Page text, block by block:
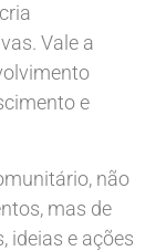
Vale a
e
não
mas de
ideias e ações